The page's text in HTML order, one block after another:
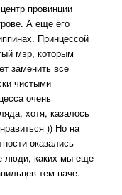
провинции
А еще его
Принцессой
мэр, которым
заменить все
чистыми
очень
хотя, казалось
)) Но на
оказались
люди, каких мы еще
тем паче.